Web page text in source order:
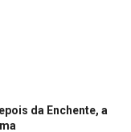
da Enchente, a